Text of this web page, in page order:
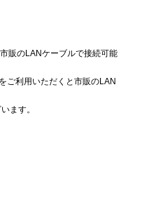
販のLANケーブルで接続可能
ご利用いただくと市販のLAN
ます。